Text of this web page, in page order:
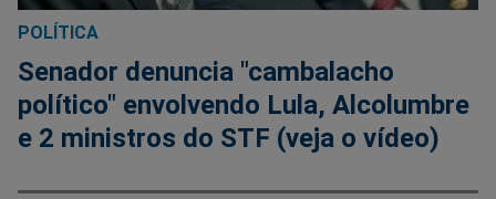
POLÍTICA
Senador denuncia "cambalacho
político" envolvendo Lula, Alcolumbre
e 2 ministros do STF (veja o vídeo)